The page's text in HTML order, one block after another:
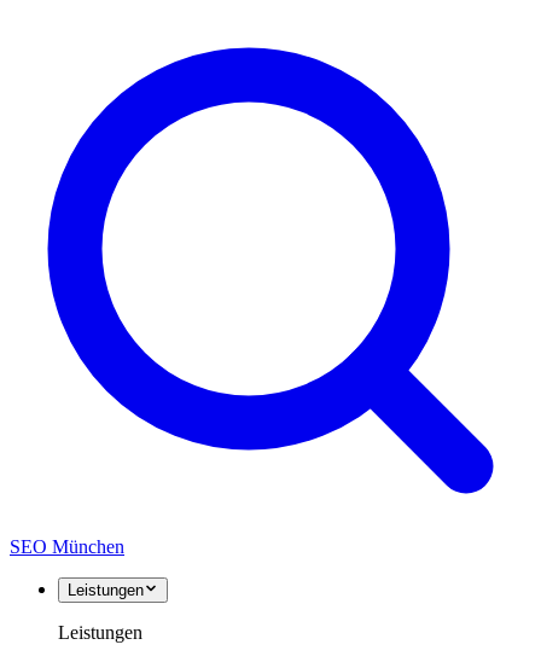
SEO München
Leistungen
Leistungen